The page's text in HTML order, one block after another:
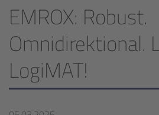
EMROX: Robust.
Omnidirektional.
LogiMAT!